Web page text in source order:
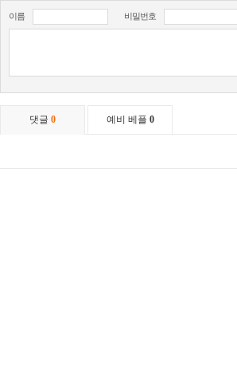
이름 비밀번호
댓글 0 예비 베플 0